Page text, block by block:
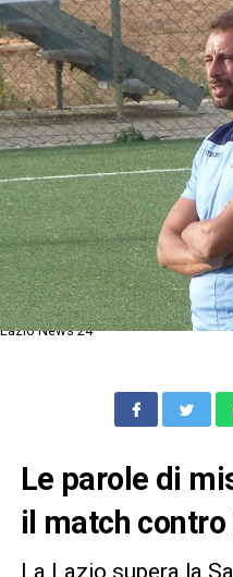
Lazio News 24
Le parole di
il match
La Lazio supera la